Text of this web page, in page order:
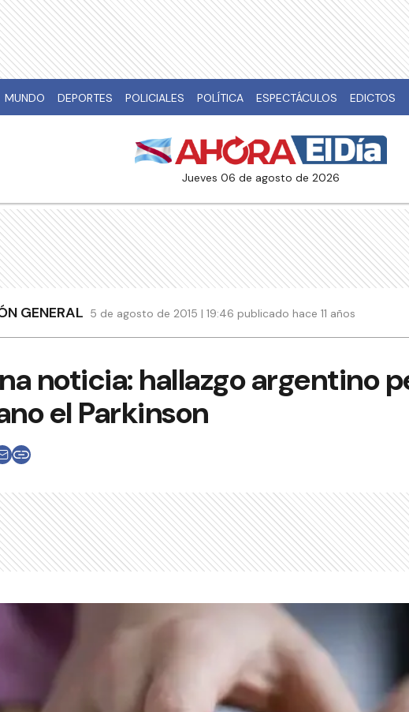
MUNDO DEPORTES POLICIALES POLÍTICA ESPECTÁCULOS EDICTOS
jueves 06 de agosto de 2026
GENERAL 5 de agosto de 2015 | 19:46 publicado hace 11 años
noticia: hallazgo argentino
el Parkinson